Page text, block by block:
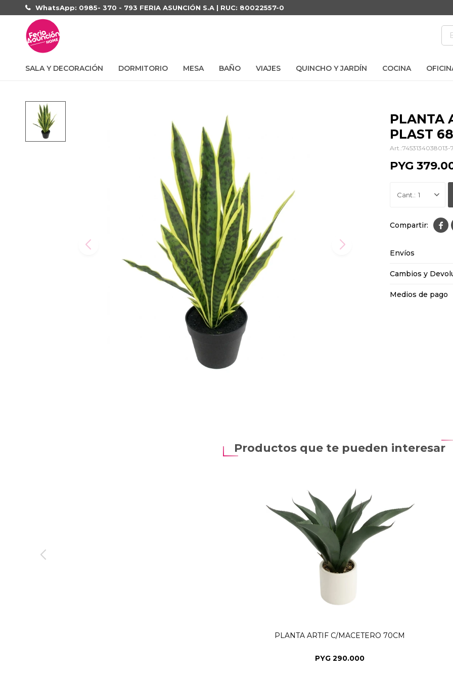
SALA Y DECORACIÓN DORMITORIO MESA BAÑO VIAJES QUINCHO Y JARDÍN COCINA
WhatsApp: 0985- 370 - 793 FERIA ASUNCIÓN S.A | RUC: 80022557-0
PLANTA
PLAST
7453134038013-
PYG
1

Envíos
Cambios y
Medios de pago
Productos que te pueden interesar
PLANTA ARTIF C/MACETERO 70CM
PYG 290.000